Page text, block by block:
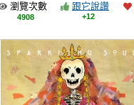
瀏覽次數
4908
跟它說讚
+12